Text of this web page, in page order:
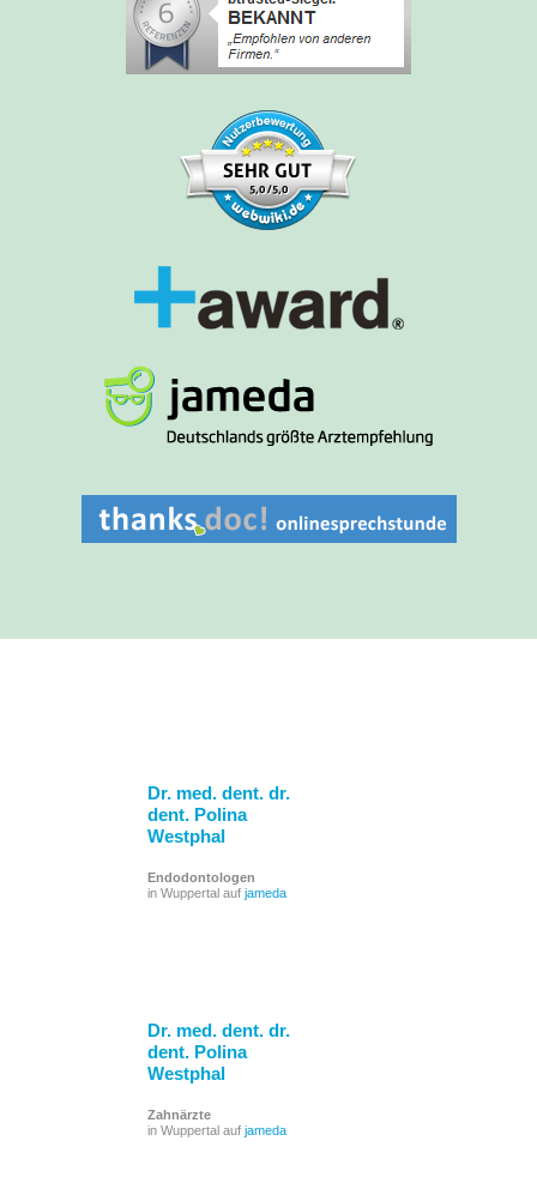
Dr. med. dent. dr.
dent. Polina
Westphal
Endodontologen
in Wuppertal auf jameda
Dr. med. dent. dr.
dent. Polina
Westphal
Zahnärzte
in Wuppertal auf jameda